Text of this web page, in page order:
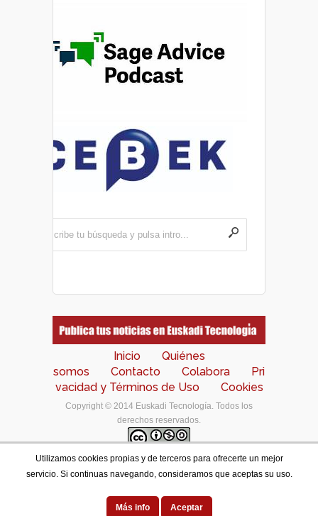
Inicio
Quiénes
somos
Contacto Colabora
Pri
vacidad y Términos de Uso
Cookies
Copyright © 2014 Euskadi Tecnología. Todos los
derechos reservados.
Los contenidos de este portal están bajo unalicencia
de Creative Commons Reconocimiento-NoComercial-
Designed by
Utilizamos cookies propias y de terceros para ofrecerte un mejor
servicio. Si continuas navegando, consideramos que aceptas su uso.
Más info Aceptar